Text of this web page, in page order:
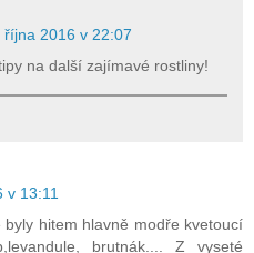
října 2016 v 22:07
na další zajímavé rostliny!
v 13:11
hitem hlavně modře kvetoucí
brutnák.... Z vyseté